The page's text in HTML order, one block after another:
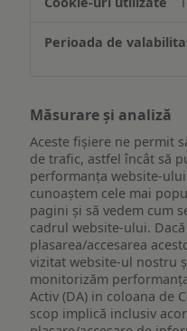
Măsurare și analiză
Aceste fișiere ne permit
de trafic, astfel încât să
performanța website-
cunoaștem cele mai
pagini și să vedem cum
cadrul website-ului.
plasarea/accesarea
vizitat website-ul nostru
monitorizăm
Activ (DA) in coloana de
scop implică inclusiv